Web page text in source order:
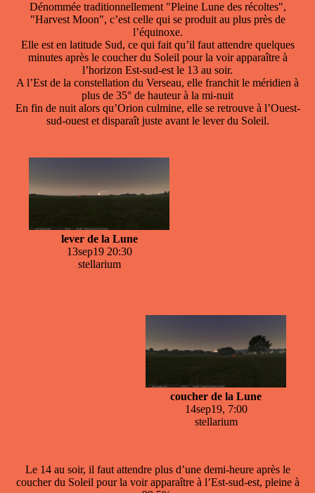
Dénommée traditionnellement "Pleine Lune des récoltes",
"Harvest Moon", c’est celle qui se produit au plus près de
l’équinoxe.
Elle est en latitude Sud, ce qui fait qu’il faut attendre quelques
minutes après le coucher du Soleil pour la voir apparaître à
l’horizon Est-sud-est le 13 au soir.
A l’Est de la constellation du Verseau, elle franchit le méridien à
plus de 35° de hauteur à la mi-nuit
En fin de nuit alors qu’Orion culmine, elle se retrouve à l’Ouest-
sud-ouest et disparaît juste avant le lever du Soleil.
lever de la Lune
13sep19 20:30
stellarium
coucher de la Lune
14sep19, 7:00
stellarium
Le 14 au soir, il faut attendre plus d’une demi-heure après le
coucher du Soleil pour la voir apparaître à l’Est-sud-est, pleine à